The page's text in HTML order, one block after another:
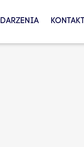
KONTAKT